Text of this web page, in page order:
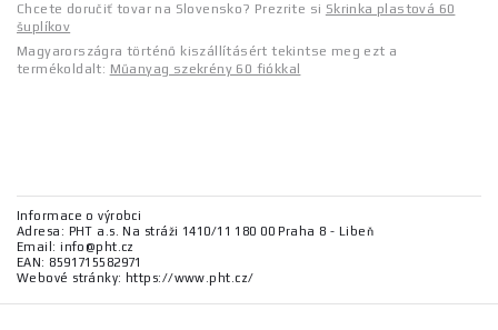
Chcete doručiť tovar na Slovensko? Prezrite si Skrinka plastová 60
šuplíkov
Magyarországra történő kiszállításért tekintse meg ezt a
termékoldalt: Műanyag szekrény 60 fiókkal
Informace o výrobci
Adresa: PHT a.s. Na stráži 1410/11 180 00 Praha 8 - Libeň
Email: info@pht.cz
EAN: 8591715582971
Webové stránky: https://www.pht.cz/